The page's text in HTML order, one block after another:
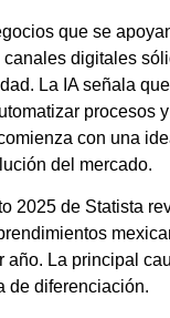
que se
digitales
La IA señala
procesos
con una
del mercado.
2025 de Statista
año. La principal
de diferenciación.